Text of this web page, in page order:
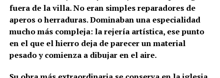
Juan en 1567 y pudo intervenir en el proyecto de su
transformación, mientras que Diego de Velasco
aparece relacionado con la ejecución o culminación
del chapitel y del campanario durante las últimas
décadas del siglo XVI.
fuera de la villa. No eran simples reparadores de
aperos o herraduras. Dominaban una especialidad
mucho más compleja: la rejería artística, ese punto
en el que el hierro deja de parecer un material
pesado y comienza a dibujar en el aire.